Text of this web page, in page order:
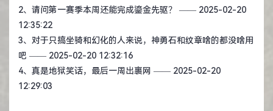
2、 请问第一赛季本周还能完成鎏金先驱？
—— 2025-02-20
12:35:22
3、 对于只搞坐骑和幻化的人来说，神勇石和纹章啥的都没啥用
吧 —— 2025-02-20 12:32:16
4、 真是地狱笑话，最后一周出裹网 —— 2025-02-20
12:29:03